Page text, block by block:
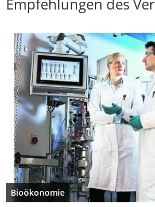
Bioökonomie